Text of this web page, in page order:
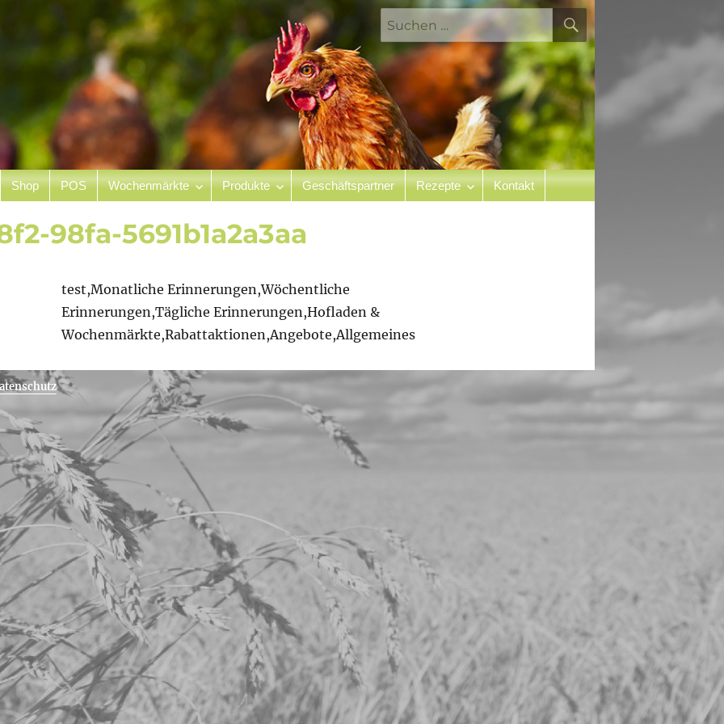
Suchen
nach:
SUCHEN
Shop POS Wochenmärkte Produkte Geschäftspartner Rezepte Kontakt
98fa-5691b1a2a3aa
test,Monatliche Erinnerungen,Wöchentliche
Erinnerungen,Tägliche Erinnerungen,Hofladen &
Wochenmärkte,Rabattaktionen,Angebote,Allgemeines